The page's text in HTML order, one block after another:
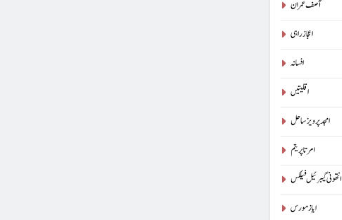
آصف عمران
اعجاز راہی
افسانہ
اقلیتیں
امجد پرویز ساحل
امرتا پریتم
انتھونی گیبرئیل فیلکس
ایاز مورس